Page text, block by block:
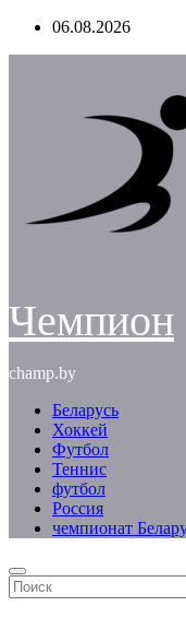
Перейти06.08.2026
Чемпион
champ.by
Беларусь
Хоккей
Футбол
Теннис
футбол
Россия
чемпионат